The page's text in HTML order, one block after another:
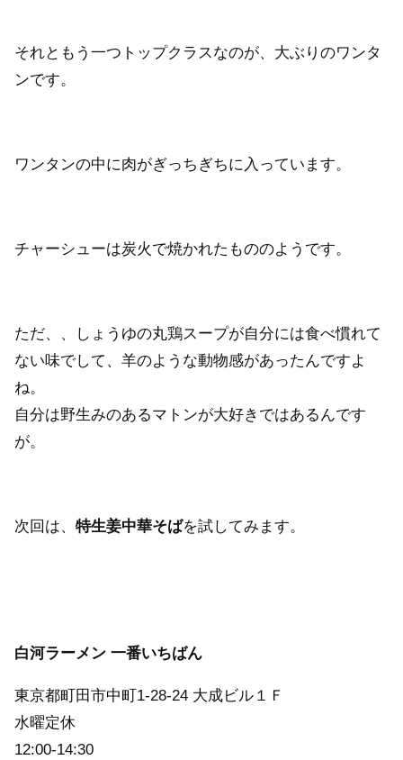
それともう一つトップクラスなのが、大ぶりのワンタ
ンです。
ワンタンの中に肉がぎっちぎちに入っています。
チャーシューは炭火で焼かれたもののようです。
ただ、、しょうゆの丸鶏スープが自分には食べ慣れて
ない味でして、羊のような動物感があったんですよ
ね。
自分は野生みのあるマトンが大好きではあるんです
が。
次回は、 特生姜中華そばを試してみます。
白河ラーメン 一番いちばん
東京都町田市中町1-28-24 大成ビル１Ｆ
水曜定休
12:00-14:30